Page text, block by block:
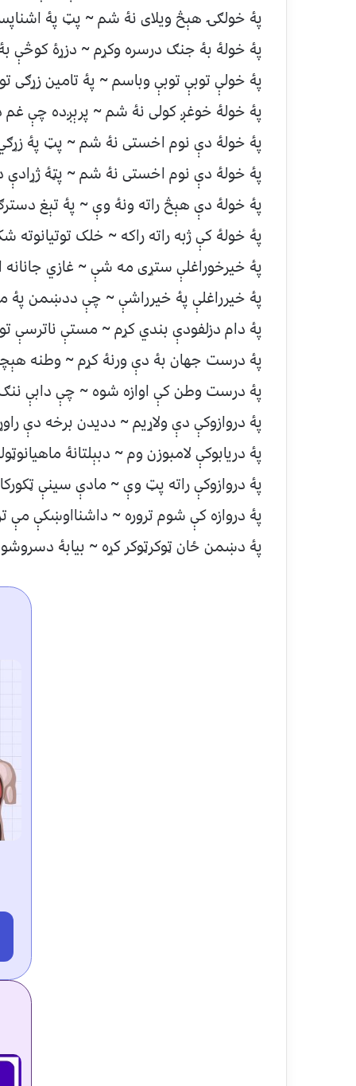
پۀ خولګۍ هېڅ ويلای نۀ شم ~ پټ پۀ
پۀ خولۀ بۀ جنګ درسره وکړم ~ دزړۀ کوڅې
پۀ خولې توبې توبې وباسم ~ پۀ تامين زړګی
پۀ خولۀ خوغږ کولی نۀ شم ~ پرېږده چې غم
پۀ خولۀ دې نوم اخستی نۀ شم ~ پټ پۀ
پۀ خولۀ دې نوم اخستی نۀ شم ~ پټۀ
پۀ خولۀ دې هېڅ راته ونۀ وې ~ پۀ تېغ
پۀ خولۀ کې ژبه راته راکه ~ خلک توتيانوته
پۀ خيرخوراغلې ستړی مه شې ~ غازي
پۀ خيرراغلې پۀ خيرراشې ~ چې ددښمن
پۀ دام دزلفودې بندي کړم ~ مستې ناترسې
پۀ درست جهان بۀ دې ورنۀ کړم ~ وطنه
پۀ درست وطن کې اوازه شوه ~ چې دابې
پۀ دروازوکې دې ولاړيم ~ دديدن برخه دې
پۀ دريابوکې لامبوزن وم ~ دبېلتانۀ
پۀ دروازوکې راته پټ وې ~ مادې سينې
پۀ دروازه کې شوم تروره ~ داشنااوښکې مې
پۀ دښمن ځان ټوکرټوکر کړه ~ بيابۀ